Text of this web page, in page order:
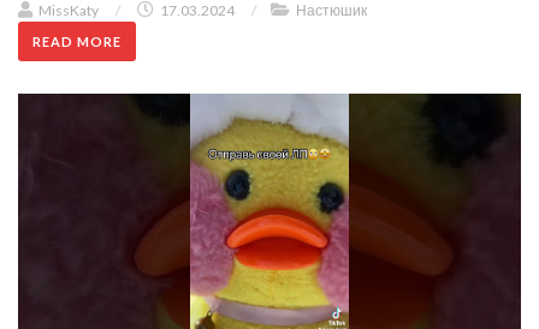
MissKaty / 17.03.2024 / Настюшик
READ MORE